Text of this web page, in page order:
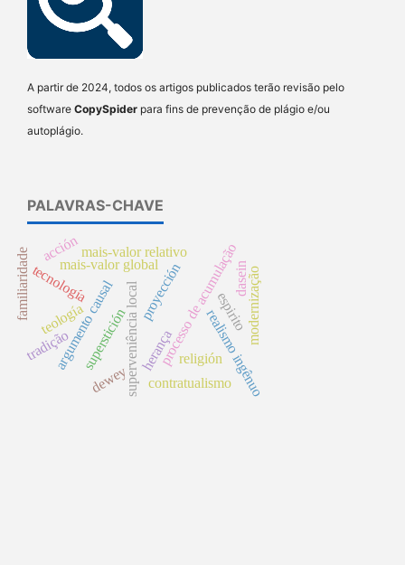
A partir de 2024, todos os artigos publicados terão revisão pelo
software CopySpider para fins de prevenção de plágio e/ou
autoplágio.
PALAVRAS-CHAVE
argumento causal
superstición
proyección
processo de acumulação
mais-valor global
mais-valor relativo
superveniência local religiónrealismo ingênuo
tecnología
dewey
teología espirito
familiaridade dasein
herança
modernização
tradição
contratualismo
acción